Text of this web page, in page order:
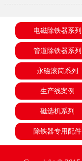
电磁除铁器系列
管道除铁器系列
永磁滚筒系列
生产线案例
磁选机系列
除铁器专用配件